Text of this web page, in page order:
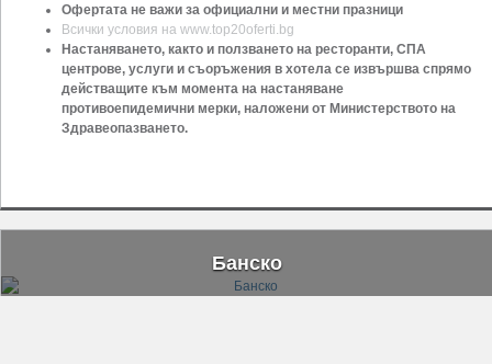
Офертата не важи за официални и местни празници
Всички условия на www.top20oferti.bg
Настаняването, както и ползването на ресторанти, СПА
центрове, услуги и съоръжения в хотела се извършва спрямо
действащите към момента на настаняване
противоепидемични мерки, наложени от Министерството на
Здравеопазването.
Банско